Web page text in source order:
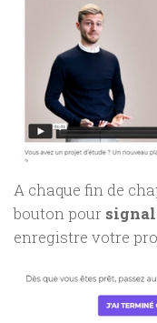
A chaque fin de
bouton pour
enregistre votre